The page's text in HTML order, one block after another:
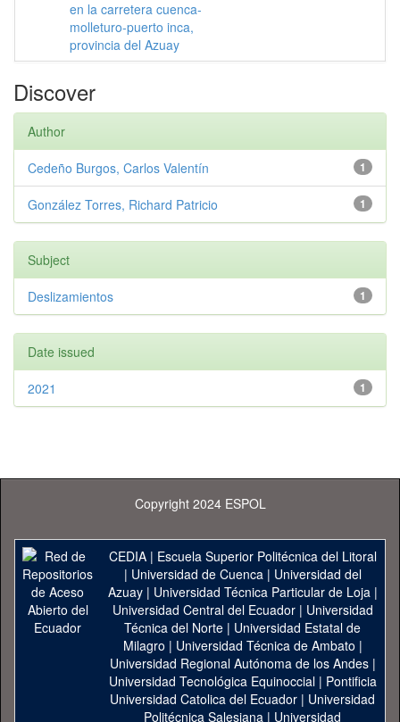
en la carretera cuenca-
molleturo-puerto inca,
provincia del Azuay
Discover
Author
1
Cedeño Burgos, Carlos Valentín
1
González Torres, Richard Patricio
Subject
1
Deslizamientos
Date issued
1
2021
Copyright 2024 ESPOL
CEDIA| Escuela Superior Politécnica del Litoral
| Universidad de Cuenca| Universidad del
Azuay| Universidad Técnica Particular de Loja|
Universidad Central del Ecuador| Universidad
Técnica del Norte | Universidad Estatal de
Milagro | Universidad Técnica de Ambato |
Universidad Regional Autónoma de los Andes|
Universidad Tecnológica Equinoccial| Pontificia
Universidad Catolica del Ecuador | Universidad
Politécnica Salesiana | Universidad